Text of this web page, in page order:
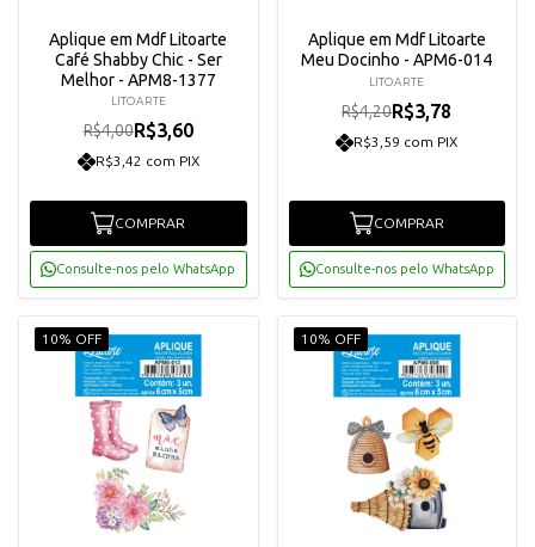
Aplique em Mdf Litoarte
Café Shabby Chic - Ser
Melhor - APM8-1377
LITOARTE
R$4,00R$3,60
R$3,42 com PIX
COMPRAR
Consulte-nos pelo WhatsApp
Aplique em Mdf Litoarte
Meu Docinho - APM6-014
LITOARTE
R$4,20R$3,78
R$3,59 com PIX
COMPRAR
Consulte-nos pelo WhatsApp
10% OFF 10% OFF